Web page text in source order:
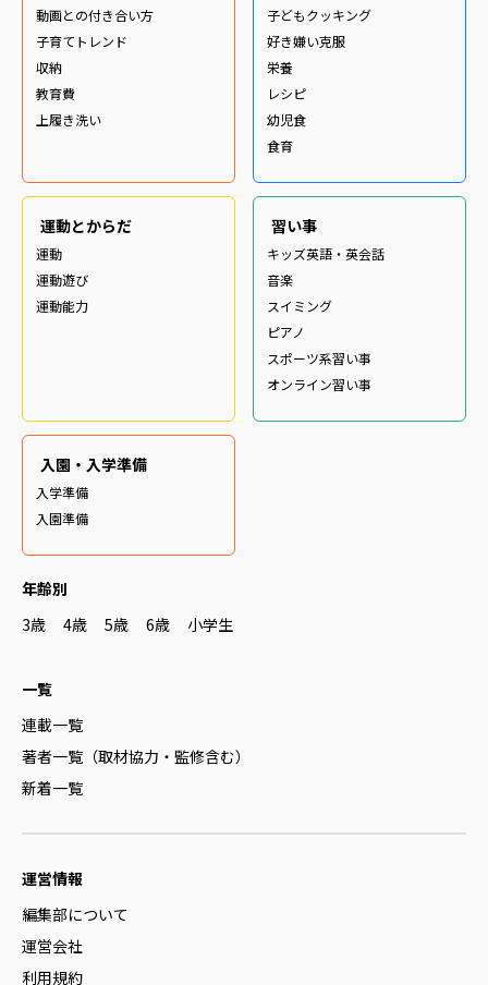
動画との付き合い方
子育てトレンド
収納
教育費
上履き洗い
子どもクッキング
好き嫌い克服
栄養
レシピ
幼児食
食育
運動とからだ
運動
運動遊び
運動能力
習い事
キッズ英語・英会話
音楽
スイミング
ピアノ
スポーツ系習い事
オンライン習い事
入園・入学準備
入学準備
入園準備
年齢別
3歳
4歳 5歳 6歳 小学生
一覧
連載一覧
著者一覧（取材協力・監修含む）
新着一覧
運営情報
編集部について
運営会社
利用規約